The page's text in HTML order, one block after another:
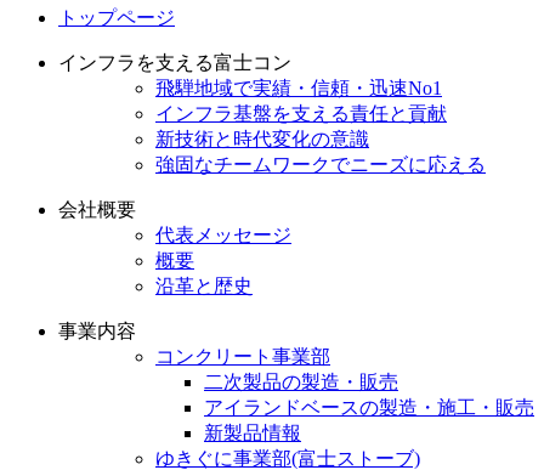
トップページ
インフラを支える富士コン
飛騨地域で実績・信頼・迅速No1
インフラ基盤を支える責任と貢献
新技術と時代変化の意識
強固なチームワークでニーズに応える
会社概要
代表メッセージ
概要
沿革と歴史
事業内容
コンクリート事業部
二次製品の製造・販売
アイランドベースの製造・施工・販売
新製品情報
ゆきぐに事業部(富士ストーブ)